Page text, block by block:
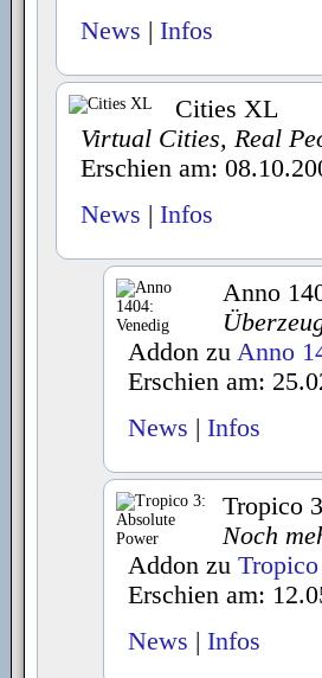
News | Infos
Cities XL
Virtual Cities, Real
Erschien am:
News | Infos
Anno
Addon zu Anno
Erschien am:
News | Infos
Tropico
Noch
Addon zu
Erschien am:
News | Infos